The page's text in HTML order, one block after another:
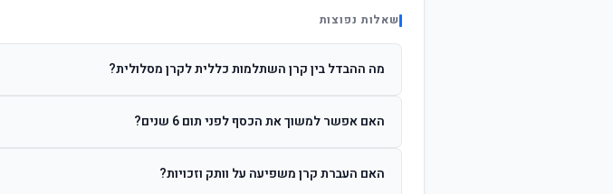
שאלות נפוצות
מה ההבדל בין קרן השתלמות כללית לקרן מסלולית?
האם אפשר למשוך את הכסף לפני תום 6 שנים?
האם העברת קרן משפיעה על וותק וזכויות?